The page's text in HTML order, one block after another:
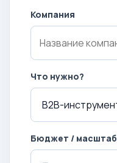
Компания
Что нужно?
Бюджет / масштаб